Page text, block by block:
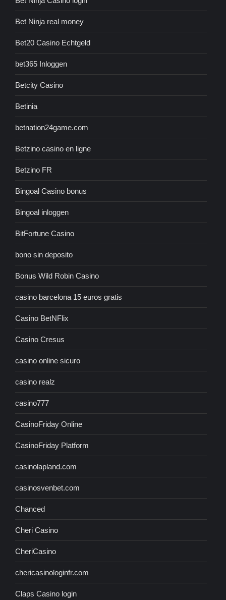
Bet Ninja real money
Bet20 Casino Echtgeld
bet365 Inloggen
Betcity Casino
Betinia
betnation24game.com
Betzino casino en ligne
Betzino FR
Bingoal Casino bonus
Bingoal inloggen
BitFortune Casino
bono sin deposito
Bonus Wild Robin Casino
casino barcelona 15 euros gratis
Casino BetNFlix
Casino Cresus
casino online sicuro
casino realz
casino777
CasinoFriday Online
CasinoFriday Platform
casinolapland.com
casinosvenbet.com
Chanced
Cheri Casino
CheriCasino
chericasinologinfr.com
Claps Casino login